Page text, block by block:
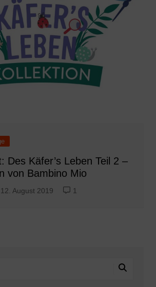
Des Käfer’s Leben Teil 2 –
von Bambino Mio
12. August 2019 1